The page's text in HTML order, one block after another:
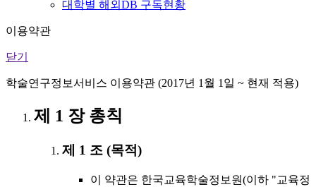
대학별 해외DB 구독현황
이용약관
닫기
학술연구정보서비스 이용약관 (2017년 1월 1일 ~ 현재 적용)
제 1 장 총칙
제 1 조 (목적)
이 약관은 한국교육학술정보원(이하 "교육정